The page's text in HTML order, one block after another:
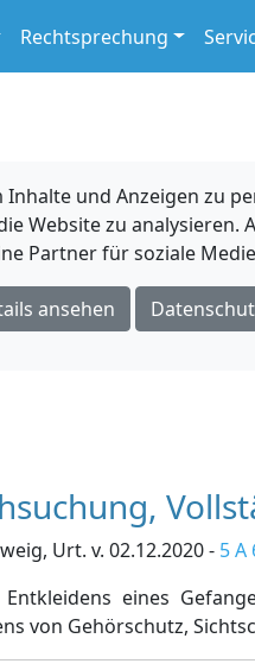
Rechtsprechung
und Anzeigen zu
Website zu
Partner für soziale
ansehen
Urt. v. 02.12.2020 - 5 A
eines
von Gehörschutz,